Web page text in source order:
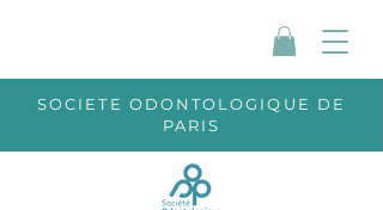
SOCIETE ODONTOLOGIQUE DE
PARIS